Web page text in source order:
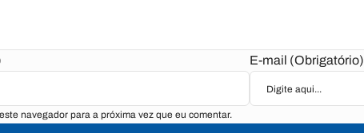
E-mail (Obrigatório)
navegador para a próxima vez que eu comentar.